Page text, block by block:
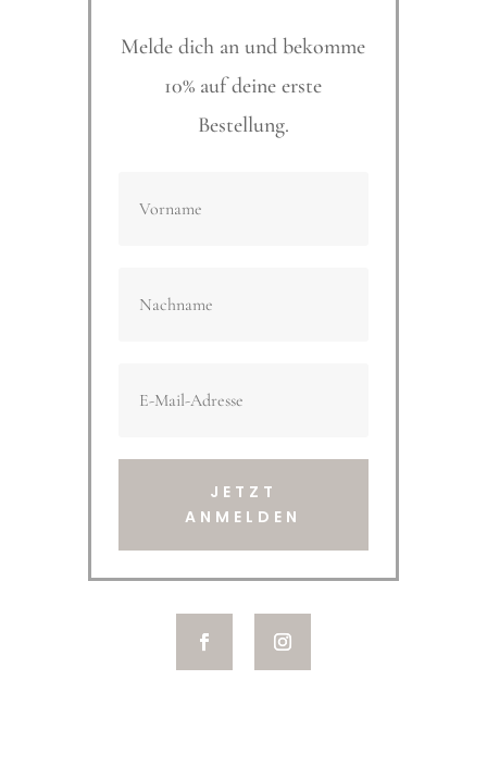
Melde dich an und bekomme
10% auf deine erste
Bestellung.
JETZT
ANMELDEN